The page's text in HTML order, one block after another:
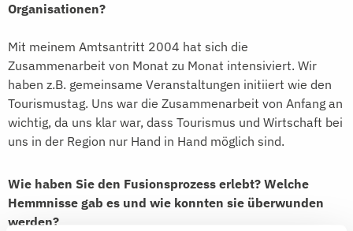
Organisationen?
Mit meinem Amtsantritt 2004 hat sich die
Zusammenarbeit von Monat zu Monat intensiviert. Wir
haben z.B. gemeinsame Veranstaltungen initiiert wie den
Tourismustag. Uns war die Zusammenarbeit von Anfang an
wichtig, da uns klar war, dass Tourismus und Wirtschaft bei
uns in der Region nur Hand in Hand möglich sind.
Wie haben Sie den Fusionsprozess erlebt? Welche
Hemmnisse gab es und wie konnten sie überwunden
werden?